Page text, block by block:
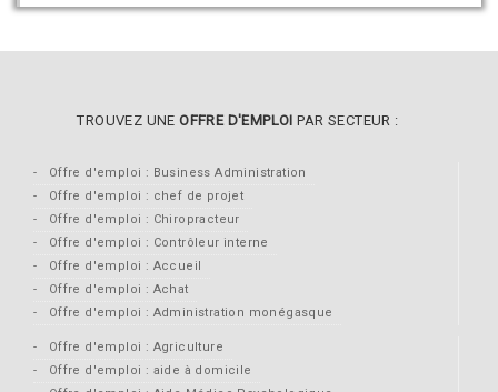
TROUVEZ UNEOFFRE D'EMPLOI PAR SECTEUR :
Offre d'emploi : Business Administration
Offre d'emploi : chef de projet
Offre d'emploi : Chiropracteur
Offre d'emploi : Contrôleur interne
Offre d'emploi : Accueil
Offre d'emploi : Achat
Offre d'emploi : Administration monégasque
Offre d'emploi : Agriculture
Offre d'emploi : aide à domicile